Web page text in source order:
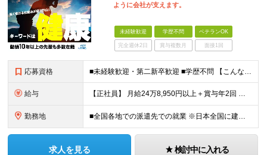
ように会社が支えます。
未経験歓迎 学歴不問 ベテランOK
完全週休2日 賞与複数月 面接1回
応募資格 ■未経験歓迎・第二新卒歓迎 ■学歴不問 【こんな方はぜひご応募ください】 ■大手ゼネコンのプロジェクトに関わってみたい ■福利厚生が整った会社で働きたい ■年収アップを狙いたい ■スケールの大きな仕
給与 【正社員】 月給24万8,950円以上＋賞与年2回 ※年齢・経験・スキル等を考慮の上、当社規定により決定します。 ※残業代、通勤交通費は別途全額支給しています。 【契約社員】 月給28万2,080円
勤務地 ■全国各地での派遣先での就業 ※日本全国に建設技術者のニーズがあります。U・Iターン希望の方も歓迎しておりますので、ご希望を気軽にお聞かせください。 ◆本社／東京都港区赤坂3-8-15 THE AK
求人を見る 検討中に入れる